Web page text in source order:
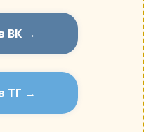
ВК →
ТГ →